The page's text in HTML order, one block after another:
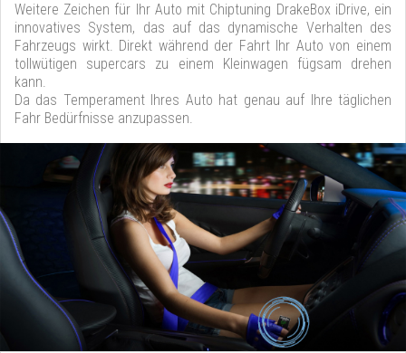
Weitere Zeichen für Ihr Auto mit Chiptuning DrakeBox iDrive, ein
innovatives System, das auf das dynamische Verhalten des
Fahrzeugs wirkt. Direkt während der Fahrt Ihr Auto von einem
tollwütigen supercars zu einem Kleinwagen fügsam drehen
kann.
Da das Temperament Ihres Auto hat genau auf Ihre täglichen
Fahr Bedürfnisse anzupassen.